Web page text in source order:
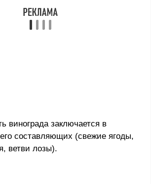
винограда заключается в
составляющих (свежие ягоды,
ветви лозы).